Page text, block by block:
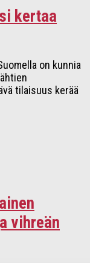
kertaa
on kunnia
tilaisuus kerää
vihreän